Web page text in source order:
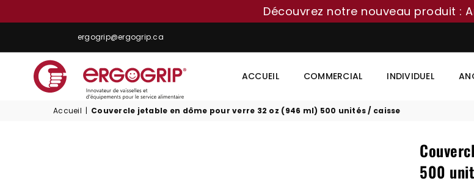
Découvrez notre nouveau produit :
ergogrip@ergogrip.ca
ERGOGRIP
INC.
ACCUEIL COMMERCIAL INDIVIDUEL
Accueil | Couvercle jetable en dôme pour verre 32 oz (946 ml) 500 unités / caisse
500